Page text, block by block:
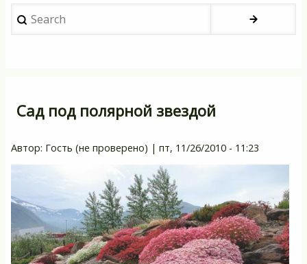
Search
Сад под полярной звездой
Автор: Гость (не проверено) | пт, 11/26/2010 - 11:23